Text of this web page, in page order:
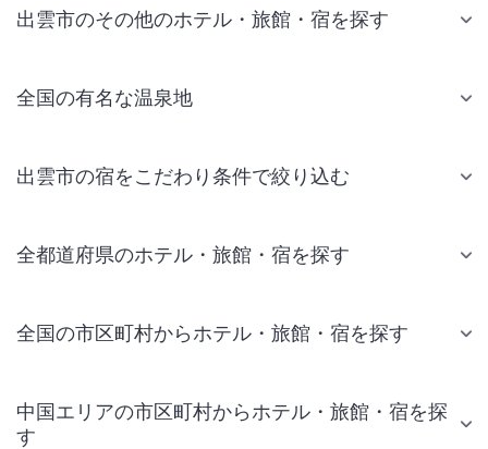
出雲市のその他のホテル・旅館・宿を探す
全国の有名な温泉地
出雲市の宿をこだわり条件で絞り込む
全都道府県のホテル・旅館・宿を探す
全国の市区町村からホテル・旅館・宿を探す
中国エリアの市区町村からホテル・旅館・宿を探
す